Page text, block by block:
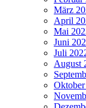
März
April
Mai
Juni
Juli
August